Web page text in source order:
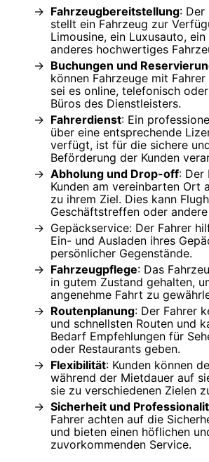
Fahrzeugbereitstellung: Der
stellt ein Fahrzeug zur
Limousine, ein Luxusauto,
anderes hochwertiges
Buchungen und
können Fahrzeuge mit
sei es online, telefonisch
Büros des Dienstleisters.
Fahrerdienst: Ein
über eine entsprechende
verfügt, ist für die sichere
Beförderung der Kunden
Abholung und Drop-off: Der
Kunden am vereinbarten Ort
zu ihrem Ziel. Dies kann
Geschäftstreffen oder
Gepäckservice: Der Fahrer
Ein- und Ausladen ihres
persönlicher Gegenstände.
Fahrzeugpflege: Das
in gutem Zustand gehalten,
angenehme Fahrt zu
Routenplanung: Der Fahrer
und schnellsten Routen und
Bedarf Empfehlungen für
oder Restaurants geben.
Flexibilität: Kunden können
während der Mietdauer auf
sie zu verschiedenen Zielen
Sicherheit und
Fahrer achten auf die
und bieten einen höflichen
zuvorkommenden Service.